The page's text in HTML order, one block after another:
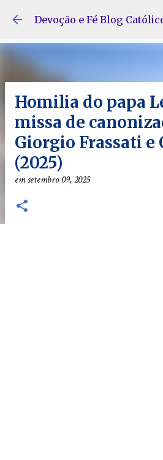
Pular para o
Devoção e Fé Blog
Homilia do papa
missa de
Giorgio Frassati e
(2025)
emsetembro 09, 2025